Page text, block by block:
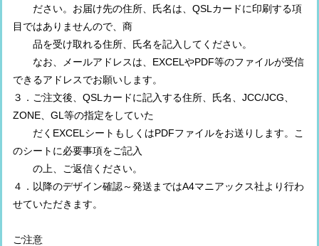
ださい。お届け先の住所、氏名は、QSLカードに印刷する項
目ではありませんので、商
品を受け取れる住所、氏名を記入してください。
なお、メールアドレスは、EXCELやPDF等のファイルが受信
できるアドレスでお願いします。
３．ご注文後、QSLカードに記入する住所、氏名、JCC/JCG、
ZONE、GL等の指定をしていた
だくEXCELシートもしくはPDFファイルをお送りします。こ
のシートに必要事項をご記入
の上、ご返信ください。
４．以降のデザイン確認～発送まではA4マニアックス社より行わ
せていただきます。
ご注意